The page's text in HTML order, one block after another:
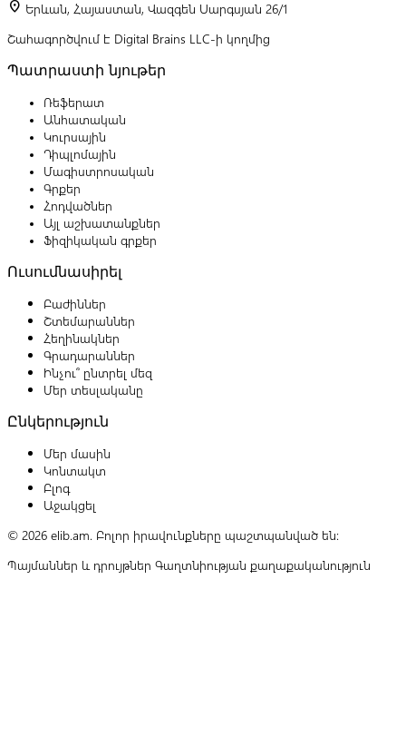
location_on Երևան, Հայաստան, Վազգեն Սարգսյան 26/1
Շահագործվում է Digital Brains LLC-ի կողմից
Պատրաստի նյութեր
Ռեֆերատ
Անհատական
Կուրսային
Դիպլոմային
Մագիստրոսական
Գրքեր
Հոդվածներ
Այլ աշխատանքներ
Ֆիզիկական գրքեր
Ուսումնասիրել
Բաժիններ
Շտեմարաններ
Հեղինակներ
Գրադարաններ
Ինչու՞ ընտրել մեզ
Մեր տեսլականը
Ընկերություն
Մեր մասին
Կոնտակտ
Բլոգ
Աջակցել
© 2026 elib.am. Բոլոր իրավունքները պաշտպանված են:
Պայմաններ և դրույթներ Գաղտնիության քաղաքականություն